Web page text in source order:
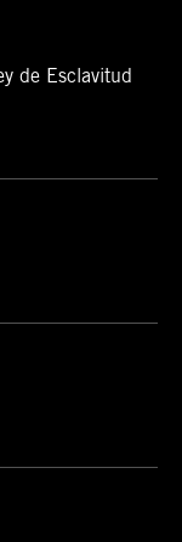
de Esclavitud